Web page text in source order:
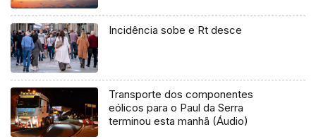
Incidência sobe e Rt desce
Transporte dos componentes
eólicos para o Paul da Serra
terminou esta manhã (Áudio)